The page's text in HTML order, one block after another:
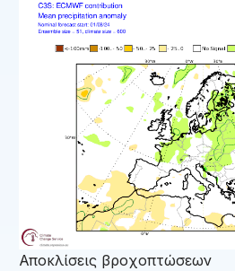
Αποκλίσεις βροχοπτώσεων